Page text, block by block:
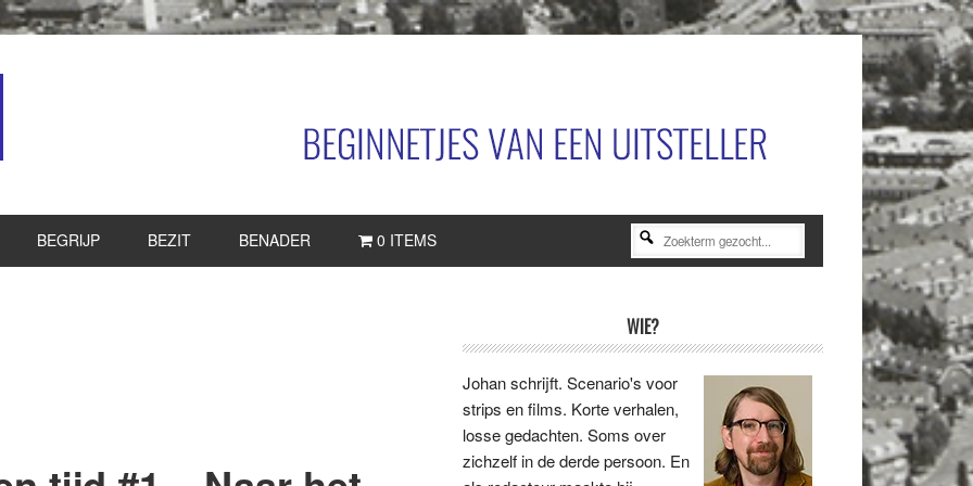
BEGRIJP BEZIT BENADER 0 ITEMS Zoekterm
gezocht...
Sidebar
WIE?
Johan schrijft. Scenario's voor
strips en films. Korte verhalen,
losse gedachten. Soms over
zichzelf in de derde persoon. En